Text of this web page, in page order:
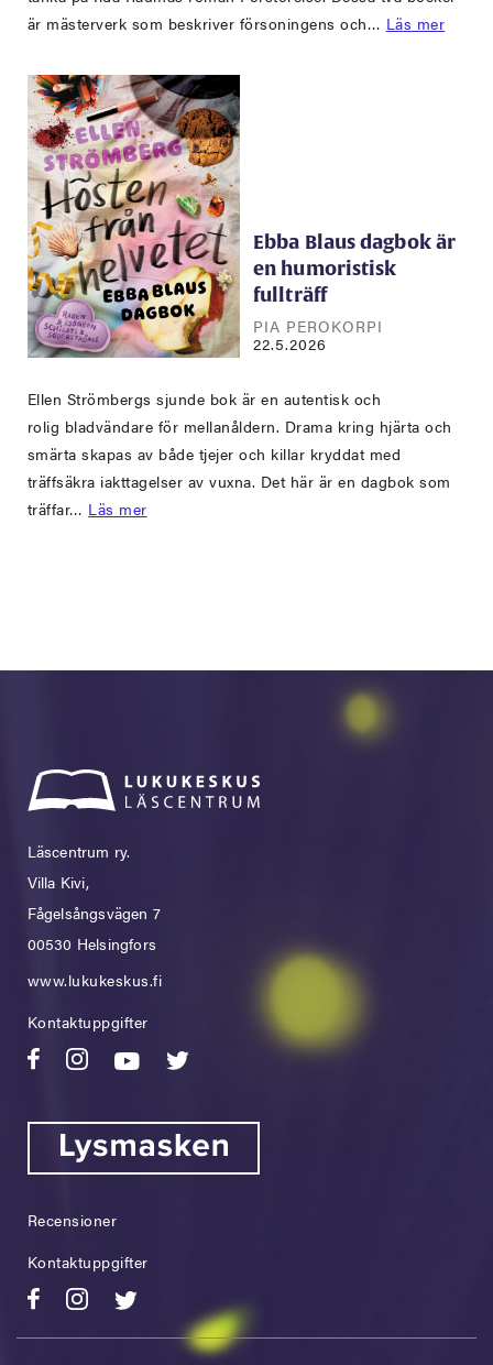
är mästerverk som beskriver försoningens och… Läs mer
Ebba Blaus dagbok är
en humoristisk
fullträff
PIA PEROKORPI
22.5.2026
Ellen Strömbergs sjunde bok är en autentisk och
rolig bladvändare för mellanåldern. Drama kring hjärta och
smärta skapas av både tjejer och killar kryddat med
träffsäkra iakttagelser av vuxna. Det här är en dagbok som
träffar… Läs mer
Läscentrum ry.
Villa Kivi,
Fågelsångsvägen 7
00530 Helsingfors
www.lukukeskus.fi
Kontaktuppgifter
Recensioner
Kontaktuppgifter